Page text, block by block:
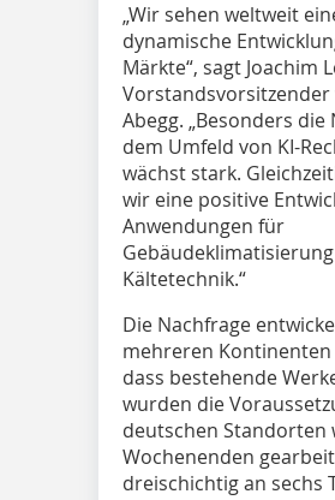
„Wir sehen weltweit
dynamische
Märkte“, sagt Joachim
Vorstandsvorsitzender
Abegg. „Besonders die
dem Umfeld von KI-
wächst stark.
wir eine positive
Anwendungen für
Kältetechnik.“
Die Nachfrage
mehreren Kontinenten
dass bestehende
wurden die
deutschen Standorten
Wochenenden
dreischichtig an sechs